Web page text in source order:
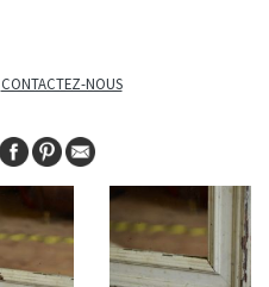
CONTACTEZ-NOUS